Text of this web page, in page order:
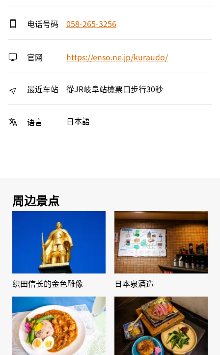
电话号码 058-265-3256
官网 https://enso.ne.jp/kuraudo/
最近车站 從JR岐阜站檢票口步行30秒
语言 日本語
周边景点
织田信长的金色雕像 日本泉酒造